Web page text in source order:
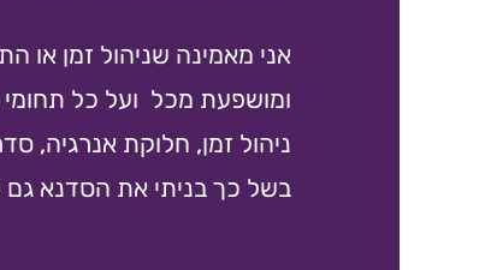
אני מאמינה שניהול זמן או
ומושפעת מכל ועל כל תחומי
ניהול זמן, חלוקת אנרגיה,
בשל כך בניתי את הסדנא גם